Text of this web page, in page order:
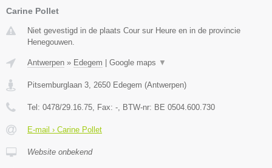
Carine Pollet
Niet gevestigd in de plaats Cour sur Heure en in de provincie
Henegouwen.
Antwerpen » Edegem Google maps ▼
Pitsemburglaan 3, 2650 Edegem (Antwerpen)
Tel: 0478/29.16.75, Fax: -, BTW-nr: BE 0504.600.730
E-mail › Carine Pollet
Website onbekend